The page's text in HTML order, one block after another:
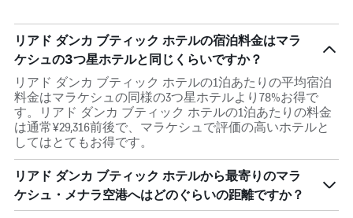
リアド ダンカ ブティック ホテルの宿泊料金はマラ
ケシュの3つ星ホテルと同じくらいですか？
リアド ダンカ ブティック ホテルの1泊あたりの平均宿泊
料金はマラケシュの同様の3つ星ホテルより78%お得で
す。リアド ダンカ ブティック ホテルの1泊あたりの料金
は通常¥29,316前後で、マラケシュで評価の高いホテルと
してはとてもお得です。
リアド ダンカ ブティック ホテルから最寄りのマラ
ケシュ・メナラ空港へはどのぐらいの距離ですか？